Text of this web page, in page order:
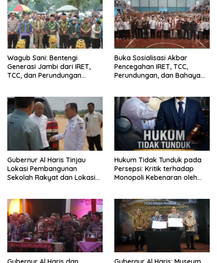
Wagub Sani: Bentengi
Generasi Jambi dari IRET,
TCC, dan Perundungan
Buka Sosialisasi Akbar
Pencegahan IRET, TCC,
Perundungan, dan Bahaya
bisa jaga diri, 60% masa
depan sudah ada di tangan”
Gubernur Al Haris Tinjau
Lokasi Pembangunan
Sekolah Rakyat dan Lokasi
Hukum Tidak Tunduk pada
Persepsi: Kritik terhadap
Monopoli Kebenaran oleh